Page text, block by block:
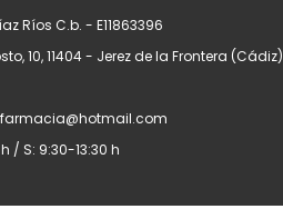
Ríos C.b. - E11863396
10, 11404 - Jerez de la Frontera (Cádiz)
/ S: 9:30-13:30 h